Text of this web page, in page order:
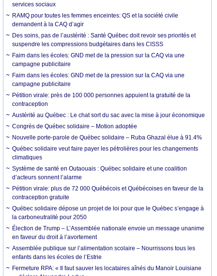
services sociaux
RAMQ pour toutes les femmes enceintes: QS et la société civile
demandent à la CAQ d’agir
Des soins, pas de l’austérité : Santé Québec doit revoir ses priorités et
suspendre les compressions budgétaires dans les CISSS
Faim dans les écoles: GND met de la pression sur la CAQ via une
campagne publicitaire
Faim dans les écoles: GND met de la pression sur la CAQ via une
campagne publicitaire
Pétition virale: près de 100 000 personnes appuient la gratuité de la
contraception
Austérité au Québec : Le chat sort du sac avec la mise à jour économique
Congrès de Québec solidaire – Motion adoptée
Nouvelle porte-parole de Québec solidaire – Ruba Ghazal élue à 91.4%
Québec solidaire veut faire payer les pétrolières pour les changements
climatiques
Système de santé en Outaouais : Québec solidaire et une coalition
d’acteurs sonnent l’alarme
Pétition virale: plus de 72 000 Québécois et Québécoises en faveur de la
contraception gratuite
Québec solidaire dépose un projet de loi pour que le Québec s’engage à
la carboneutralité pour 2050
Élection de Trump – L’Assemblée nationale envoie un message unanime
en faveur du droit à l’avortement
Assemblée publique sur l’alimentation scolaire – Nourrissons tous les
enfants dans les écoles de l’Estrie
Fermeture RPA: « Il faut sauver les locataires aînés du Manoir Louisiane